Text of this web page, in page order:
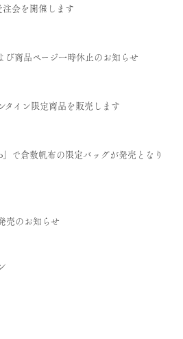
注会を開催します
び商品ページ一時休止のお知らせ
タイン限定商品を販売します
で倉敷帆布の限定バッグが発売となり
のお知らせ